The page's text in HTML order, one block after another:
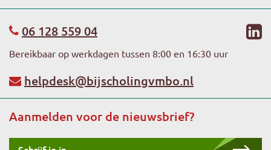
06 128 559 04
Bereikbaar op werkdagen tussen 8:00 en 16:30 uur
helpdesk@bijscholingvmbo.nl
Aanmelden voor de nieuwsbrief?